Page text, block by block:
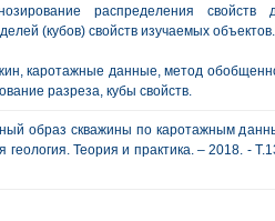
распределения свойств
(кубов) свойств изучаемых объектов.
каротажные данные, метод
разреза, кубы свойств.
образ скважины по каротажным
Теория и практика. – 2018. -